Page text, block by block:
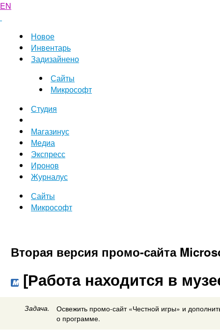
EN
Новое
Инвентарь
Задизайнено
Сайты
Микрософт
Студия
Магазинус
Медиа
Экспресс
Иронов
Журналус
Сайты
Микрософт
Вторая версия промо-сайта
[Работа находится в
Задача.
Освежить промо-сайт «Честной игры» и
о программе.